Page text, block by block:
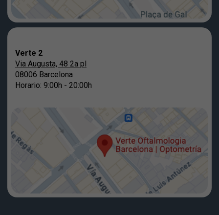
Verte 2
Via Augusta, 48 2a pl
08006 Barcelona
Horario: 9:00h - 20:00h